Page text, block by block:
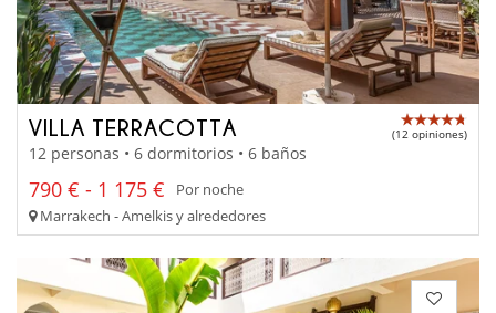
VILLA TERRACOTTA (12 opiniones)
12 personas • 6 dormitorios • 6 baños
790 € - 1 175 €
Por noche
Marrakech - Amelkis y alrededores